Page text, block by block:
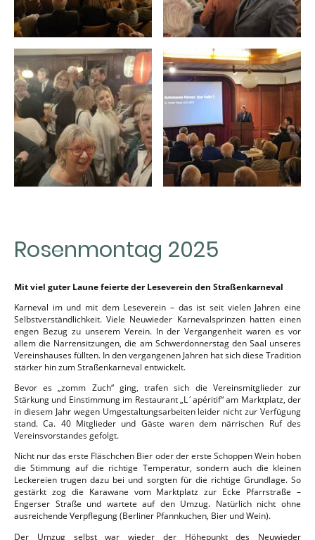
Rosenmontag 2025
Mit viel guter Laune feierte der Leseverein den Straßenkarneval
Karneval im und mit dem Leseverein – das ist seit vielen Jahren eine
Selbstverständlichkeit. Viele Neuwieder Karnevalsprinzen hatten einen
engen Bezug zu unserem Verein. In der Vergangenheit waren es vor
allem die Narrensitzungen, die am Schwerdonnerstag den Saal unseres
Vereinshauses füllten. In den vergangenen Jahren hat sich diese Tradition
stärker hin zum Straßenkarneval entwickelt.
Bevor es „zomm Zuch“ ging, trafen sich die Vereinsmitglieder zur
Stärkung und Einstimmung im Restaurant „L´apéritif“ am Marktplatz, der
in diesem Jahr wegen Umgestaltungsarbeiten leider nicht zur Verfügung
stand. Ca. 40 Mitglieder und Gäste waren dem närrischen Ruf des
Vereinsvorstandes gefolgt.
Nicht nur das erste Fläschchen Bier oder der erste Schoppen Wein hoben
die Stimmung auf die richtige Temperatur, sondern auch die kleinen
Leckereien trugen dazu bei und sorgten für die richtige Grundlage. So
gestärkt zog die Karawane vom Marktplatz zur Ecke Pfarrstraße –
Engerser Straße und wartete auf den Umzug. Natürlich nicht ohne
ausreichende Verpflegung (Berliner Pfannkuchen, Bier und Wein).
Der Umzug selbst war wieder der Höhepunkt des Neuwieder